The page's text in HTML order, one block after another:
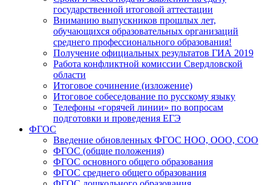
государственной итоговой аттестации
Вниманию выпускников прошлых лет,
обучающихся образовательных организаций
среднего профессионального образования!
Получение официальных результатов ГИА 2019
Работа конфликтной комиссии Свердловской
области
Итоговое сочинение (изложение)
Итоговое собеседование по русскому языку
Телефоны «горячей линии» по вопросам
подготовки и проведения ЕГЭ
ФГОС
Введение обновленных ФГОС НОО, ООО, СОО
ФГОС (общие положения)
ФГОС основного общего образования
ФГОС среднего общего образования